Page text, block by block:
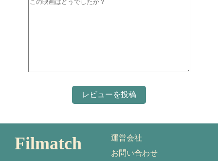
Filmatch
運営会社
お問い合わせ